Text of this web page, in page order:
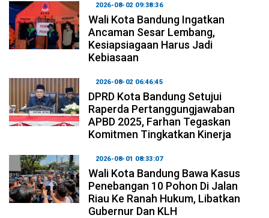
2026-08-02 09:38:36
Wali Kota Bandung Ingatkan
Ancaman Sesar Lembang,
Kesiapsiagaan Harus Jadi
Kebiasaan
2026-08-02 06:46:45
DPRD Kota Bandung Setujui
Raperda Pertanggungjawaban
APBD 2025, Farhan Tegaskan
Komitmen Tingkatkan Kinerja
2026-08-01 08:33:07
Wali Kota Bandung Bawa Kasus
Penebangan 10 Pohon Di Jalan
Riau Ke Ranah Hukum, Libatkan
Gubernur Dan KLH